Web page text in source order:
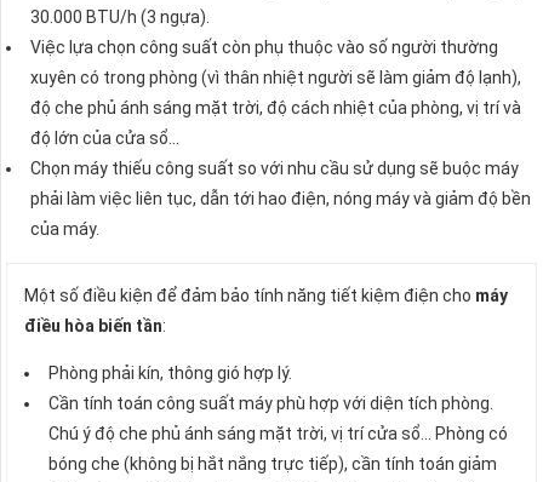
30.000 BTU/h (3 ngựa).
Việc lựa chọn công suất còn phụ thuộc vào số người thường
xuyên có trong phòng (vì thân nhiệt người sẽ làm giảm độ lạnh),
độ che phủ ánh sáng mặt trời, độ cách nhiệt của phòng, vị trí và
độ lớn của cửa sổ…
Chọn máy thiếu công suất so với nhu cầu sử dụng sẽ buộc máy
phải làm việc liên tục, dẫn tới hao điện, nóng máy và giảm độ bền
của máy.
Một số điều kiện để đảm bảo tính năng tiết kiệm điện cho máy
điều hòa biến tần:
Phòng phải kín, thông gió hợp lý.
Cần tính toán công suất máy phù hợp với diện tích phòng.
Chú ý độ che phủ ánh sáng mặt trời, vị trí cửa sổ… Phòng có
bóng che (không bị hắt nắng trực tiếp), cần tính toán giảm